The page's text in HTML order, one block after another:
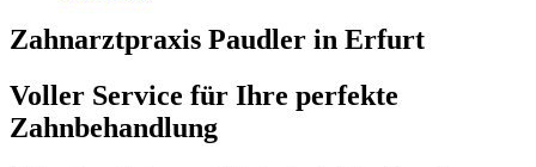
Zahnarztpraxis Paudler in Erfurt
Voller Service für Ihre perfekte
Zahnbehandlung